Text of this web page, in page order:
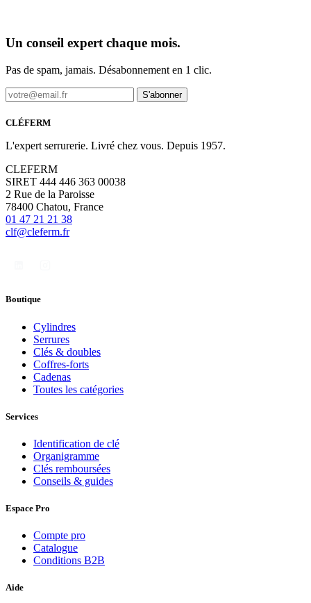
Un conseil expert chaque mois.
Pas de spam, jamais. Désabonnement en 1 clic.
S'abonner
CLÉFERM
L'expert serrurerie. Livré chez vous. Depuis 1957.
CLEFERM
SIRET 444 446 363 00038
2 Rue de la Paroisse
78400 Chatou, France
01 47 21 21 38
clf@cleferm.fr
Boutique
Cylindres
Serrures
Clés & doubles
Coffres-forts
Cadenas
Toutes les catégories
Services
Identification de clé
Organigramme
Clés remboursées
Conseils & guides
Espace Pro
Compte pro
Catalogue
Conditions B2B
Aide